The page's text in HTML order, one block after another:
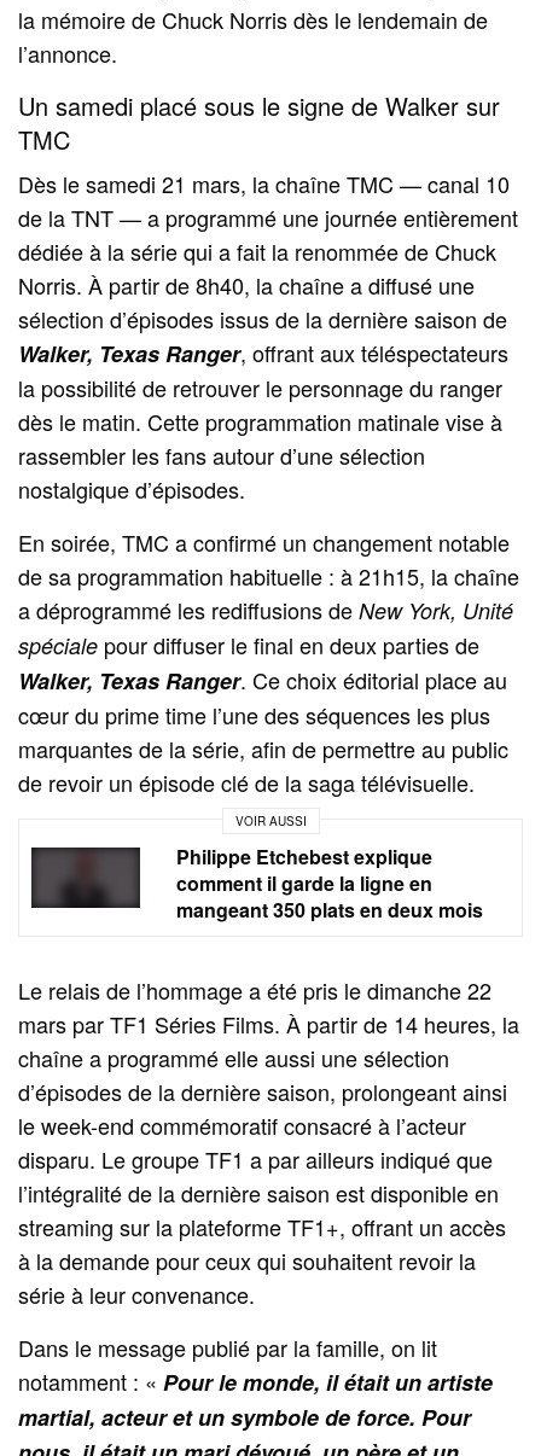
la mémoire de Chuck Norris dès le lendemain de
l’annonce.
Un samedi placé sous le signe de Walker sur
TMC
Dès le samedi 21 mars, la chaîne TMC — canal 10
de la TNT — a programmé une journée entièrement
dédiée à la série qui a fait la renommée de Chuck
Norris. À partir de 8h40, la chaîne a diffusé une
sélection d’épisodes issus de la dernière saison de
Walker, Texas Ranger, offrant aux téléspectateurs
la possibilité de retrouver le personnage du ranger
dès le matin. Cette programmation matinale vise à
rassembler les fans autour d’une sélection
nostalgique d’épisodes.
En soirée, TMC a confirmé un changement notable
de sa programmation habituelle : à 21h15, la chaîne
a déprogrammé les rediffusions deNew York, Unité
spéciale pour diffuser le final en deux parties de
Walker, Texas Ranger. Ce choix éditorial place au
cœur du prime time l’une des séquences les plus
marquantes de la série, afin de permettre au public
de revoir un épisode clé de la saga télévisuelle.
VOIR AUSSI
Philippe Etchebest explique
comment il garde la ligne en
mangeant 350 plats en deux mois
Le relais de l’hommage a été pris le dimanche 22
mars par TF1 Séries Films. À partir de 14 heures, la
chaîne a programmé elle aussi une sélection
d’épisodes de la dernière saison, prolongeant ainsi
le week-end commémoratif consacré à l’acteur
disparu. Le groupe TF1 a par ailleurs indiqué que
l’intégralité de la dernière saison est disponible en
streaming sur la plateforme TF1+, offrant un accès
à la demande pour ceux qui souhaitent revoir la
série à leur convenance.
Dans le message publié par la famille, on lit
notamment : « Pour le monde, il était un artiste
martial, acteur et un symbole de force. Pour